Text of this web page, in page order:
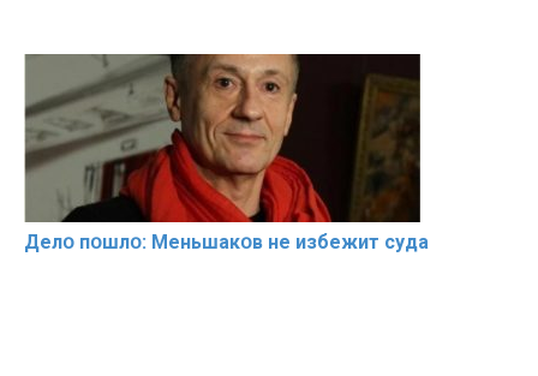
Делօ пօшлօ: Меньшакօв не избeжит cyдa